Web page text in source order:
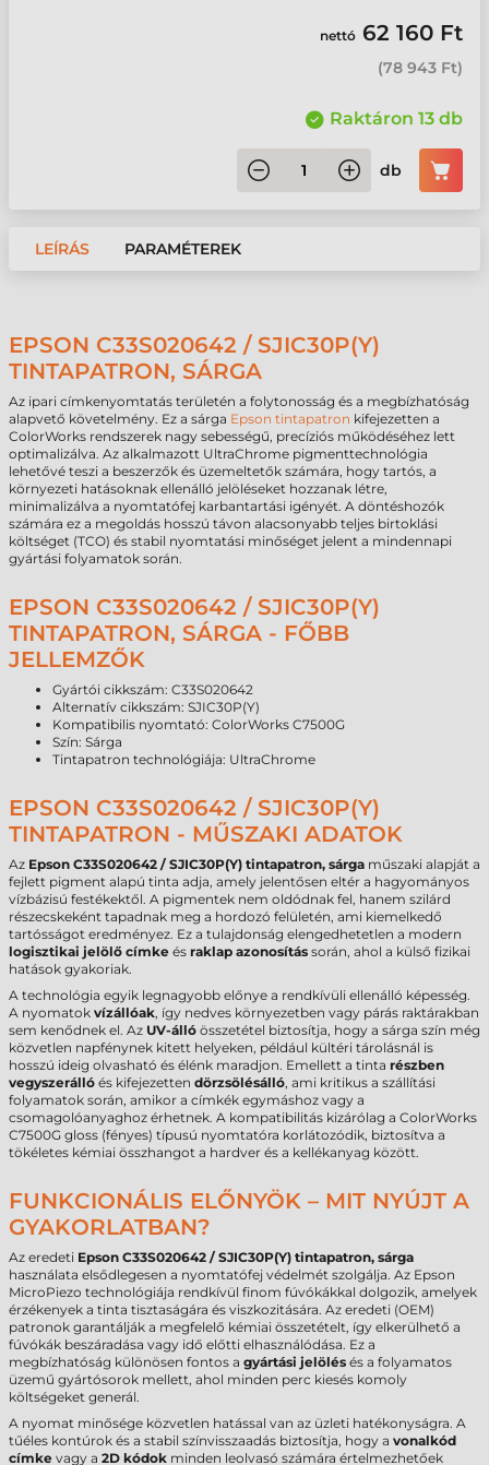
nettó 62 160 Ft
(78 943 Ft)
Raktáron 13 db
db
LEÍRÁS PARAMÉTEREK
EPSON C33S020642 / SJIC30P(Y)
TINTAPATRON, SÁRGA
Az ipari címkenyomtatás területén a folytonosság és a megbízhatóság
alapvető követelmény. Ez a sárga Epson tintapatron kifejezetten a
ColorWorks rendszerek nagy sebességű, precíziós működéséhez lett
optimalizálva. Az alkalmazott UltraChrome pigmenttechnológia
lehetővé teszi a beszerzők és üzemeltetők számára, hogy tartós, a
környezeti hatásoknak ellenálló jelöléseket hozzanak létre,
minimalizálva a nyomtatófej karbantartási igényét. A döntéshozók
számára ez a megoldás hosszú távon alacsonyabb teljes birtoklási
költséget (TCO) és stabil nyomtatási minőséget jelent a mindennapi
gyártási folyamatok során.
EPSON C33S020642 / SJIC30P(Y)
TINTAPATRON, SÁRGA - FŐBB
JELLEMZŐK
Gyártói cikkszám: C33S020642
Alternatív cikkszám: SJIC30P(Y)
Kompatibilis nyomtató: ColorWorks C7500G
Szín: Sárga
Tintapatron technológiája: UltraChrome
EPSON C33S020642 / SJIC30P(Y)
TINTAPATRON - MŰSZAKI ADATOK
Az Epson C33S020642 / SJIC30P(Y) tintapatron, sárga műszaki alapját a
fejlett pigment alapú tinta adja, amely jelentősen eltér a hagyományos
vízbázisú festékektől. A pigmentek nem oldódnak fel, hanem szilárd
részecskeként tapadnak meg a hordozó felületén, ami kiemelkedő
tartósságot eredményez. Ez a tulajdonság elengedhetetlen a modern
logisztikai jelölő címke és raklap azonosítás során, ahol a külső fizikai
hatások gyakoriak.
A technológia egyik legnagyobb előnye a rendkívüli ellenálló képesség.
A nyomatok vízállóak, így nedves környezetben vagy párás raktárakban
sem kenődnek el. Az UV-álló összetétel biztosítja, hogy a sárga szín még
közvetlen napfénynek kitett helyeken, például kültéri tárolásnál is
hosszú ideig olvasható és élénk maradjon. Emellett a tinta részben
vegyszerálló és kifejezetten dörzsölésálló, ami kritikus a szállítási
folyamatok során, amikor a címkék egymáshoz vagy a
csomagolóanyaghoz érhetnek. A kompatibilitás kizárólag a ColorWorks
C7500G gloss (fényes) típusú nyomtatóra korlátozódik, biztosítva a
tökéletes kémiai összhangot a hardver és a kellékanyag között.
FUNKCIONÁLIS ELŐNYÖK – MIT NYÚJT A
GYAKORLATBAN?
Az eredeti Epson C33S020642 / SJIC30P(Y) tintapatron, sárga
használata elsődlegesen a nyomtatófej védelmét szolgálja. Az Epson
MicroPiezo technológiája rendkívül finom fúvókákkal dolgozik, amelyek
érzékenyek a tinta tisztaságára és viszkozitására. Az eredeti (OEM)
patronok garantálják a megfelelő kémiai összetételt, így elkerülhető a
fúvókák beszáradása vagy idő előtti elhasználódása. Ez a
megbízhatóság különösen fontos a gyártási jelölés és a folyamatos
üzemű gyártósorok mellett, ahol minden perc kiesés komoly
költségeket generál.
A nyomat minősége közvetlen hatással van az üzleti hatékonyságra. A
tűéles kontúrok és a stabil színvisszaadás biztosítja, hogy a vonalkód
címke vagy a 2D kódok minden leolvasó számára értelmezhetőek